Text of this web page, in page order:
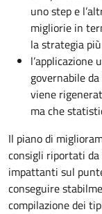
uno step e
migliorie in
la strategia più
l’applicazione
governabile da
viene
ma che
Il piano di
consigli riportati da
impattanti sul
conseguire
compilazione dei